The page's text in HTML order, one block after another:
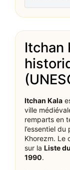
Itchan
Itchan Kala
ville
remparts en
l’essentiel
Khorezm. Le
sur la Liste
1990.